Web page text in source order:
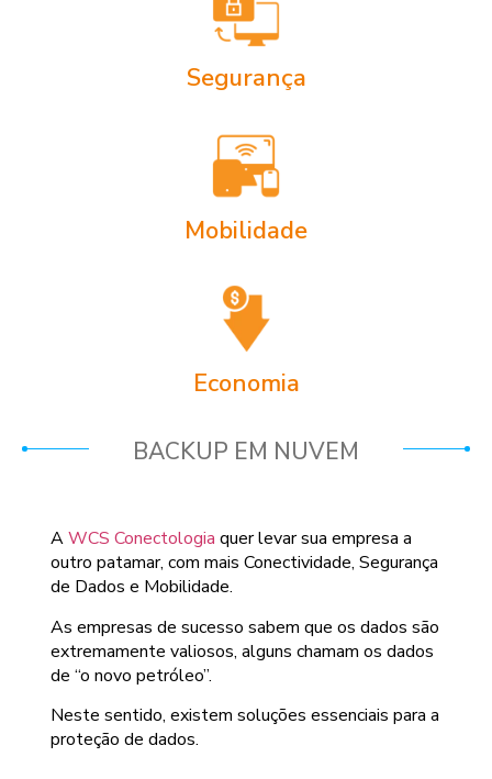
Segurança
Mobilidade
Economia
BACKUP EM NUVEM
AWCS Conectologia quer levar sua empresa a
outro patamar, com mais Conectividade, Segurança
de Dados e Mobilidade.
As empresas de sucesso sabem que os dados são
extremamente valiosos, alguns chamam os dados
de “o novo petróleo”.
Neste sentido, existem soluções essenciais para a
proteção de dados.